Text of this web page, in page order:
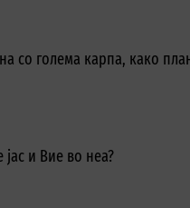
со голема карпа, како
и Вие во неа?